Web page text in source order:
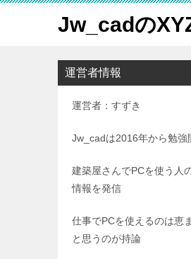
Jw_cadの
運営者情報
運営者：すずき
Jw_cadは2016年から勉強
建築屋さんでPCを使う人
情報を発信
仕事でPCを使えるのは恵
と思うのが持論